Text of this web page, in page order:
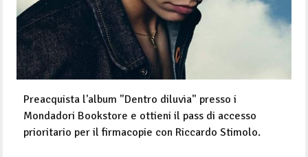
Preacquista l'album "Dentro diluvia" presso i
Mondadori Bookstore e ottieni il pass di accesso
prioritario per il firmacopie con Riccardo Stimolo.